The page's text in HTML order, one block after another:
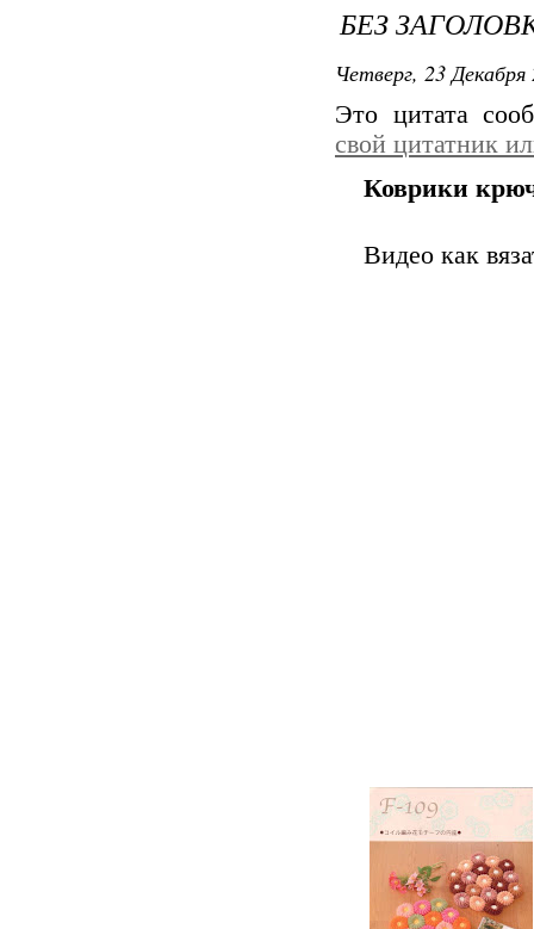
БЕЗ
Четверг, 23
Это цитата
свой цитатник
Коврики
Видео как